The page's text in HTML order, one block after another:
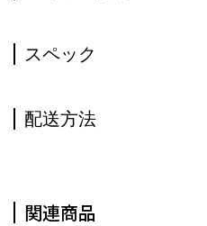
スペック
配送方法
関連商品